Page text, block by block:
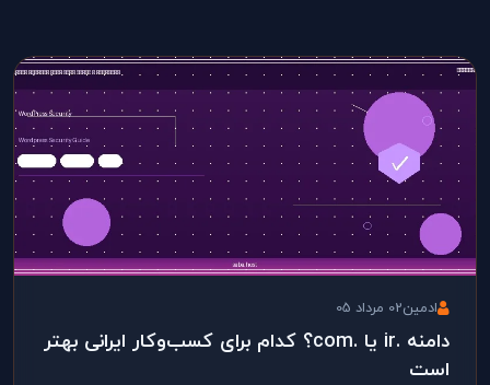
ادمین02 مرداد 05
دامنه .ir یا .com؟ کدام برای کسب‌وکار ایرانی بهتر
است